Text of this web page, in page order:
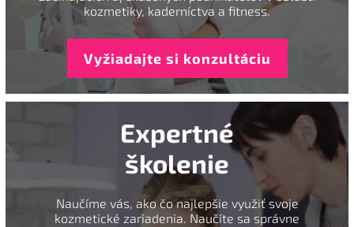
kozmetiky, kaderníctva a fitness.
Vyžiadajte si konzultáciu
Expertné
školenie
Naučíme vás, ako čo najlepšie využiť svoje
kozmetické zariadenia. Naučíte sa správne